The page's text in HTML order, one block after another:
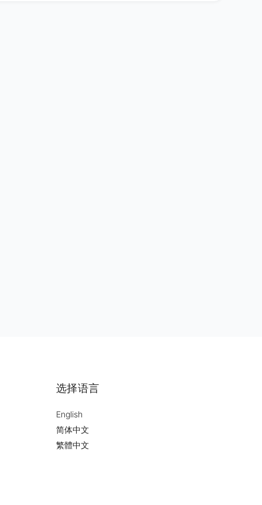
选择语言
English
简体中文
繁體中文